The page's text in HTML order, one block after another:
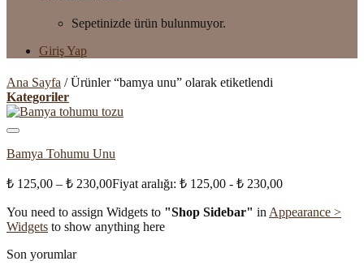
Sepetinizde ürün bulunmuyor.
Giriş Yap
Ana Sayfa /Ürünler “bamya unu” olarak etiketlendi
Kategoriler
Bamya Tohumu Unu
₺ 125,00 – ₺ 230,00Fiyat aralığı: ₺ 125,00 - ₺ 230,00
You need to assign Widgets to "Shop Sidebar" inAppearance >
Widgets to show anything here
Son yorumlar